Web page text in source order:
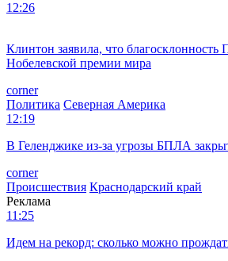
12:26
Клинтон заявила, что
Нобелевской премии мира
corner
Политика Северная Америка
12:19
В Геленджике из-за угрозы БПЛА
corner
Происшествия Краснодарский край
Реклама
11:25
Идем на рекорд: сколько можно